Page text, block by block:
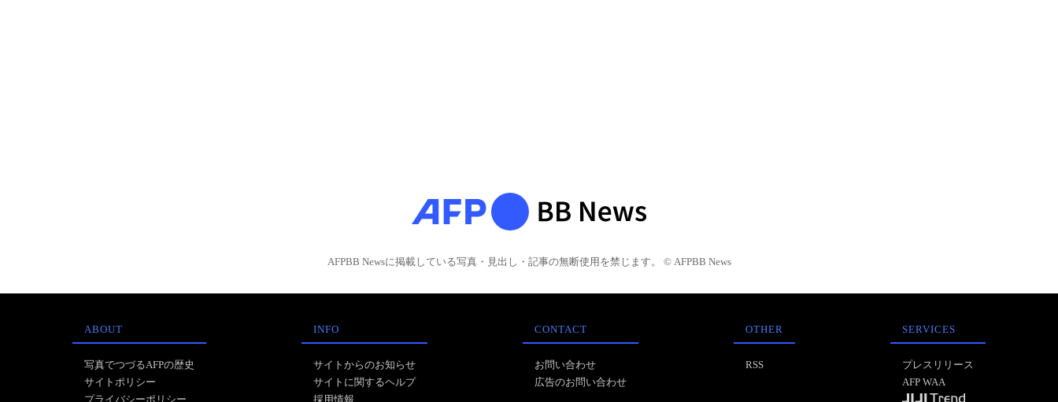
AFPBB Newsに掲載している写真・見出し・記事の無断使用を禁じます。 © AFPBB News
ABOUT
写真でつづるAFPの歴史
サイトポリシー
プライバシーポリシー
INFO
サイトからのお知らせ
サイトに関するヘルプ
採用情報
CONTACT
お問い合わせ
広告のお問い合わせ
OTHER
RSS
SERVICES
プレスリリース
AFP WAA